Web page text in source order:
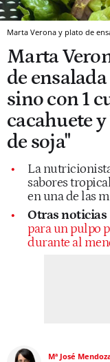
Marta Verona y plato de
Marta
de
sino con 1
cacahuete
de soja"
La
sabores
en una de las
Otras noticias
para un pulpo
durante al
Mª José